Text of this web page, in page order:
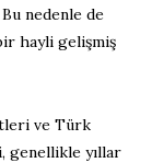
nedenle de
hayli gelişmiş
ve Türk
genellikle yıllar